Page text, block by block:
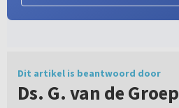
Dit artikel is beantwoord door
Ds. G. van de Groep